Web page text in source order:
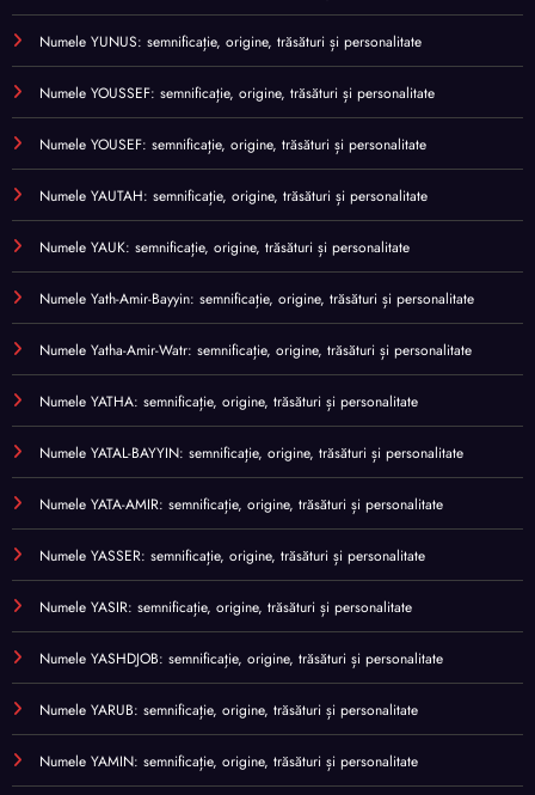
Numele YUNUS: semnificație, origine, trăsături și personalitate
Numele YOUSSEF: semnificație, origine, trăsături și personalitate
Numele YOUSEF: semnificație, origine, trăsături și personalitate
Numele YAUTAH: semnificație, origine, trăsături și personalitate
Numele YAUK: semnificație, origine, trăsături și personalitate
Numele Yath-Amir-Bayyin: semnificație, origine, trăsături și personalitate
Numele Yatha-Amir-Watr: semnificație, origine, trăsături și personalitate
Numele YATHA: semnificație, origine, trăsături și personalitate
Numele YATAL-BAYYIN: semnificație, origine, trăsături și personalitate
Numele YATA-AMIR: semnificație, origine, trăsături și personalitate
Numele YASSER: semnificație, origine, trăsături și personalitate
Numele YASIR: semnificație, origine, trăsături și personalitate
Numele YASHDJOB: semnificație, origine, trăsături și personalitate
Numele YARUB: semnificație, origine, trăsături și personalitate
Numele YAMIN: semnificație, origine, trăsături și personalitate